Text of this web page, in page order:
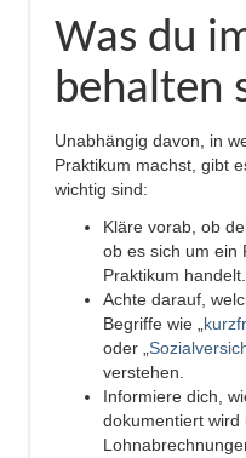
Was du
behalten
Unabhängig davon, in
Praktikum machst, gibt
wichtig sind:
Kläre vorab, ob
ob es sich um ein
Praktikum handelt.
Achte darauf,
Begriffe wie „
oder „
verstehen.
Informiere dich,
dokumentiert